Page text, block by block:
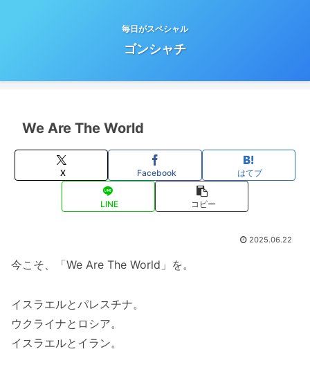
毎日がスペシャル
ゴンシャチ
We Are The World
X Facebook はてブ
LINE コピー
2025.06.22
今こそ、「We Are The World」を。
イスラエルとパレスチナ。
ウクライナとロシア。
イスラエルとイラン。